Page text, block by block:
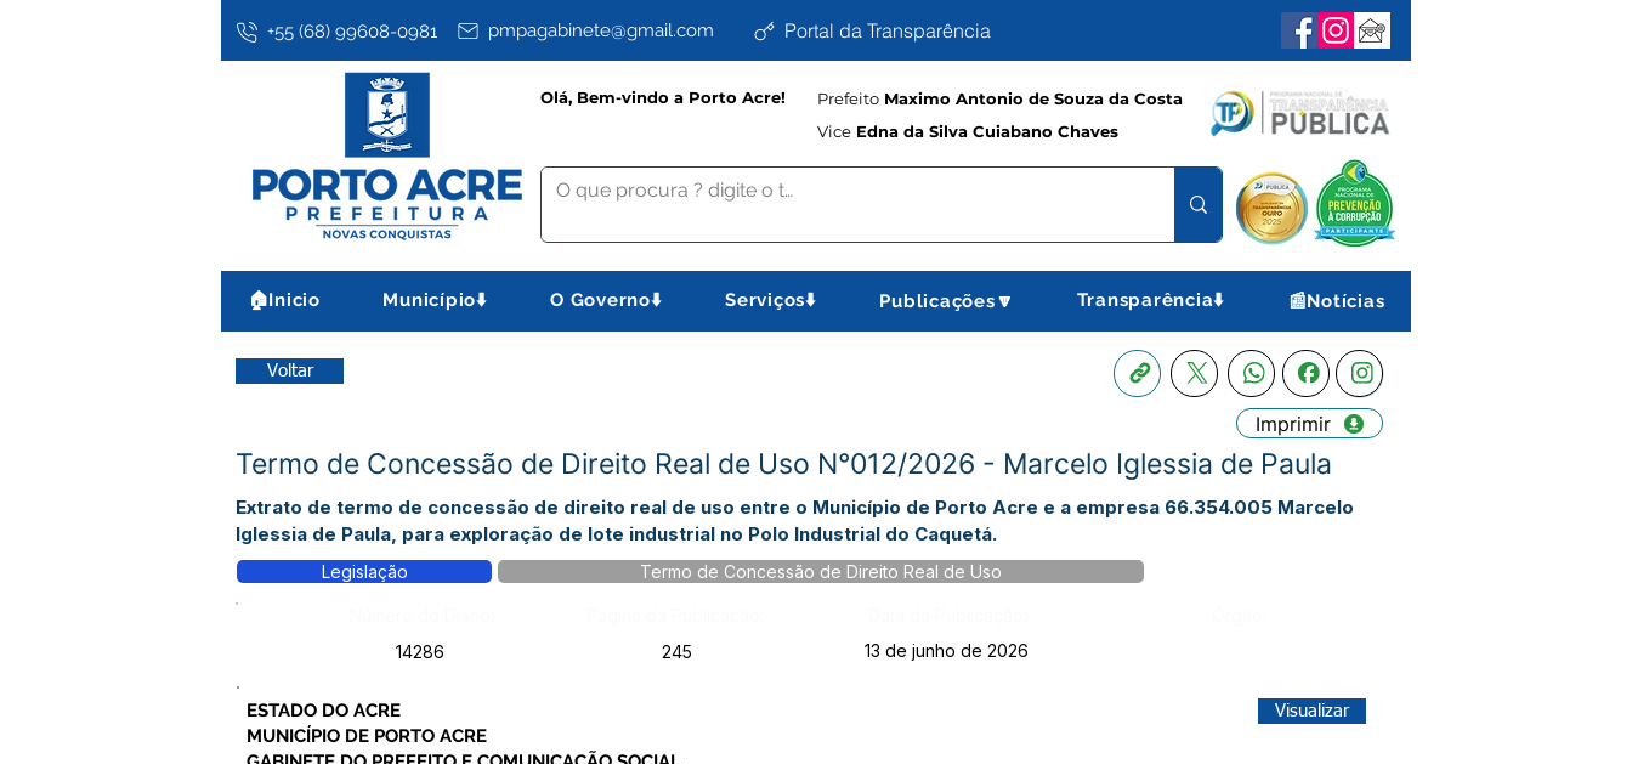
+55 (68) 99608-0981 pmpagabinete@gmail.com Portal da Transparência
Olá, Bem-vindo a Porto Acre! Prefeito Maximo Antonio de Souza da Costa
Vice Edna da Silva Cuiabano Chaves
🏠Inicio Município⬇️ O Governo⬇️ Serviços⬇️ Publicações🔽 Transparência⬇️ 📰Notícias
Voltar
Imprimir
Termo de Concessão de Direito Real de Uso N°012/2026 - Marcelo Iglessia de Paula
Extrato de termo de concessão de direito real de uso entre o Município de Porto Acre e a empresa 66.354.005 Marcelo
Iglessia de Paula, para exploração de lote industrial no Polo Industrial do Caquetá.
Legislação Termo de Concessão de Direito Real de Uso
14286
245 13 de junho de 2026
ESTADO DO ACRE
MUNICÍPIO DE PORTO ACRE
Visualizar